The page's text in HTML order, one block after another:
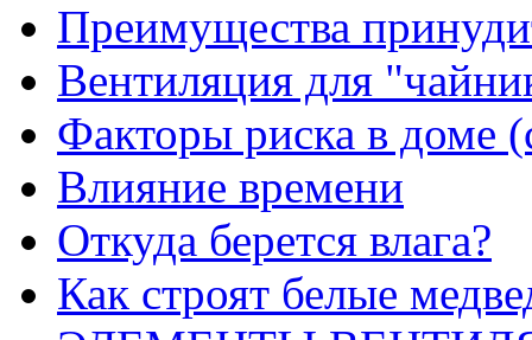
Преимущества
Вентиляция для
Факторы риска в доме
Влияние времени
Откуда берется влага?
Как строят белые